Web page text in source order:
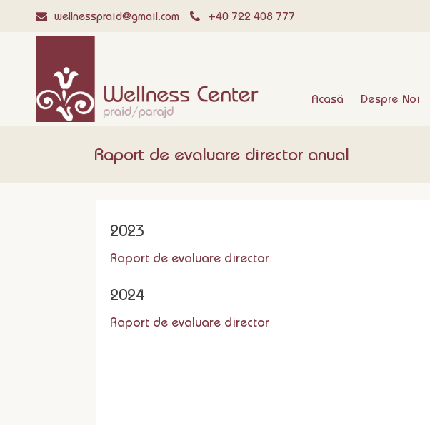
wellnesspraid@gmail.com +40 722 408 777
Acasă Despre Noi
Raport de evaluare director anual
2023
Raport de evaluare director
2024
Raport de evaluare director